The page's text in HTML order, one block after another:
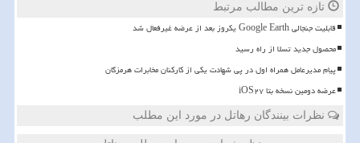
تازه ترین مطالب مرتبط
قابلیت جنجالی Google Earth یکروز بعد از عرضه غیرفعال شد
محصول جدید تسلا از راه رسید
پیام مدیرعامل همراه اول در پی شهادت یکی از کارکنان مخابرات هرمزگان
عرضه دومین نسخه بتا iOS۲۷
نظرات بینندگان رهاتل در مورد این مطلب